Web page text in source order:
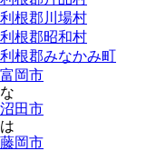
利根郡川場村
利根郡昭和村
利根郡みなかみ町
富岡市
な
沼田市
は
藤岡市